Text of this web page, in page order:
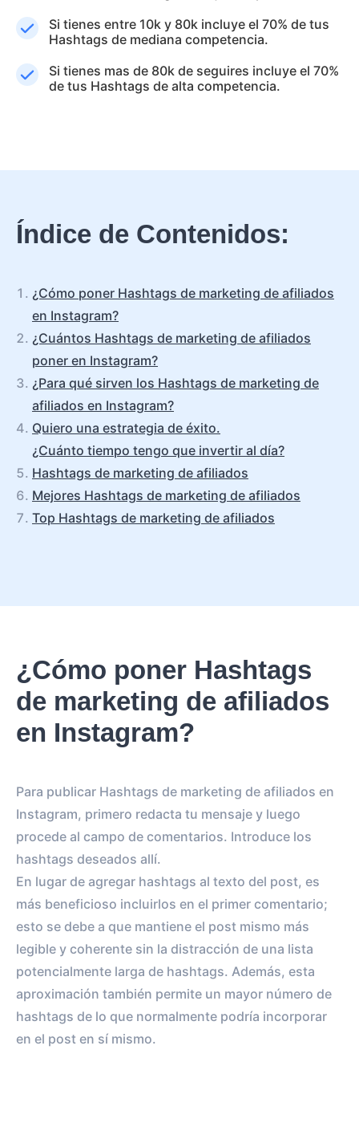
Si tienes entre 10k y 80k incluye el 70% de tus
Hashtags de mediana competencia.
Si tienes mas de 80k de seguires incluye el 70%
de tus Hashtags de alta competencia.
Índice de Contenidos:
¿Cómo poner Hashtags de marketing de afiliados
en Instagram?
¿Cuántos Hashtags de marketing de afiliados
poner en Instagram?
¿Para qué sirven los Hashtags de marketing de
afiliados en Instagram?
Quiero una estrategia de éxito.
¿Cuánto tiempo tengo que invertir al día?
Hashtags de marketing de afiliados
Mejores Hashtags de marketing de afiliados
Top Hashtags de marketing de afiliados
¿Cómo poner Hashtags
de marketing de afiliados
en Instagram?
Para publicar Hashtags de marketing de afiliados en
Instagram, primero redacta tu mensaje y luego
procede al campo de comentarios. Introduce los
hashtags deseados allí.
En lugar de agregar hashtags al texto del post, es
más beneficioso incluirlos en el primer comentario;
esto se debe a que mantiene el post mismo más
legible y coherente sin la distracción de una lista
potencialmente larga de hashtags. Además, esta
aproximación también permite un mayor número de
hashtags de lo que normalmente podría incorporar
en el post en sí mismo.